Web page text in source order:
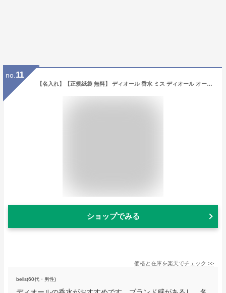
no. 11
【名入れ】【正規紙袋 無料】 ディオール 香水 ミス ディオール オードゥ トワレ 化粧品 ローラー パール 20ml Christian Dior フレグランス ミスディオール ローラータイプ レディース ディオールコスメ 正規品 ブランド 新品 2023年 ギフト 誕生日 通販
ショップでみる
価格と在庫を楽天でチェック >>
bells(60代・男性)